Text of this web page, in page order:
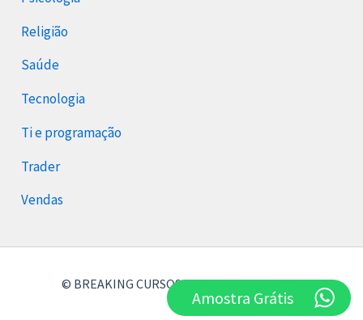
Religião
Saúde
Tecnologia
Ti e programação
Trader
Vendas
© BREAKING CURSOS 2026 Breaking Cursos
Amostra Grátis